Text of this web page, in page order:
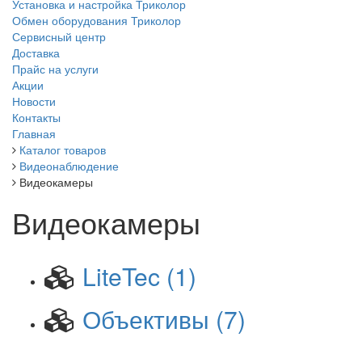
Установка и настройка Триколор
Обмен оборудования Триколор
Сервисный центр
Доставка
Прайс на услуги
Акции
Новости
Контакты
Главная
Каталог товаров
Видеонаблюдение
Видеокамеры
Видеокамеры
LiteTec (1)
Объективы (7)